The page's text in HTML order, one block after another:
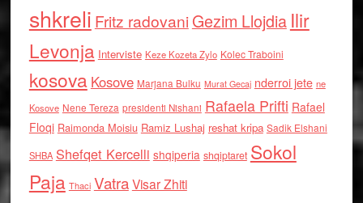
shkreli Fritz radovaniGezim Llojdia Ilir
Levonja Interviste Keze Kozeta Zylo Kolec Traboini
kosova Kosove Marjana Bulku Murat Gecaj nderroi jete ne
Kosove Nene Tereza presidenti Nishani Rafaela Prifti Rafael
Floqi Raimonda Moisiu Ramiz Lushaj reshat kripa Sadik Elshani
SHBA Shefqet Kercelli shqiperia shqiptaret Sokol
Paja Thaci VatraVisar Zhiti